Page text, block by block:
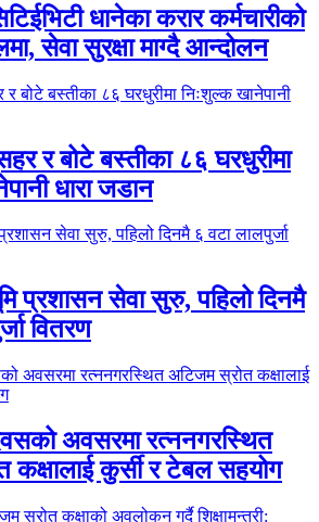
धानेका करार कर्मचारीको
सेवा सुरक्षा माग्दै आन्दोलन
र बोटे बस्तीका ८६ घरधुरीमा
धारा जडान
प्रशासन सेवा सुरु, पहिलो दिनमै
वितरण
अवसरमा रत्ननगरस्थित
कक्षालाई कुर्सी र टेबल सहयोग